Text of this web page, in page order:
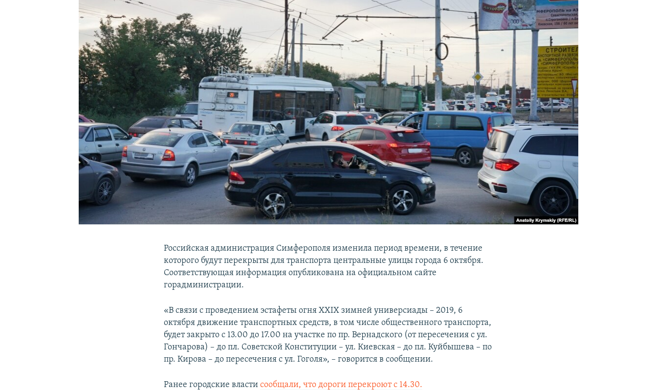
КРЫМ.НЕПОКОРЕННЫЙ
УКРАИНСКАЯ ПРОБЛЕМА КРЫМА
Российская администрация Симферополя изменила период времени, в течение
которого будут перекрыты для транспорта центральные улицы города 6 октября.
Соответствующая информация опубликована на официальном сайте
горадминистрации.
«В связи с проведением эстафеты огня XXIX зимней универсиады – 2019, 6
октября движение транспортных средств, в том числе общественного транспорта,
будет закрыто с 13.00 до 17.00 на участке по пр. Вернадского (от пересечения с ул.
Гончарова) – до пл. Советской Конституции – ул. Киевская – до пл. Куйбышева – по
пр. Кирова – до пересечения с ул. Гоголя», – говорится в сообщении.
Ранее городские властисообщали, что дороги перекроют с 14.30.